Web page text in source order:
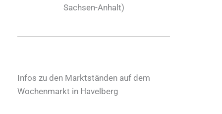
Sachsen-Anhalt)
Infos zu den Marktständen auf dem
Wochenmarkt in Havelberg